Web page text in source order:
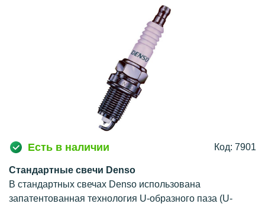
Есть в наличии Код: 7901
Стандартные свечи Denso
В стандартных свечах Denso использована
запатентованная технология U-образного паза (U-